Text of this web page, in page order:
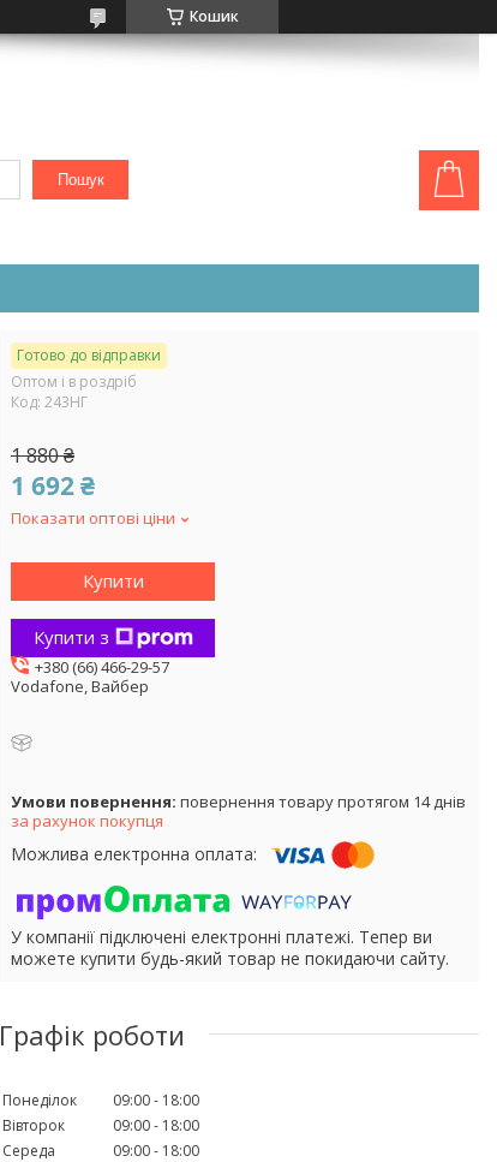
Кошик
Пошук
Готово до відправки
Оптом і в роздріб
Код: 243НГ
1 880 ₴
1 692 ₴
Показати оптові ціни
Купити
Купити з
+380 (66) 466-29-57
Vodafone, Вайбер
повернення товару протягом 14 днів
за рахунок покупця
У компанії підключені електронні платежі. Тепер ви
можете купити будь-який товар не покидаючи сайту.
Графік роботи
Понеділок 09:00
18:00
Вівторок
09:00
18:00
Середа
09:00
18:00